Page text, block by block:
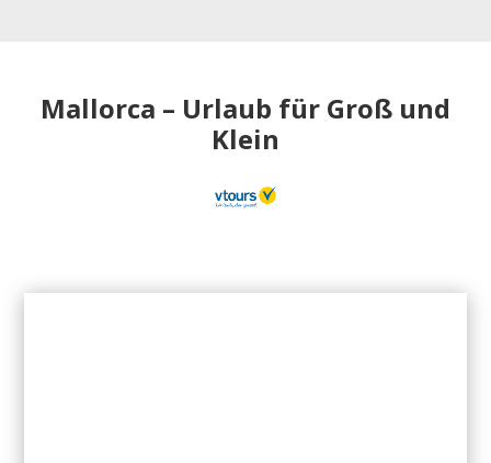
Mallorca – Urlaub für Groß und
Klein